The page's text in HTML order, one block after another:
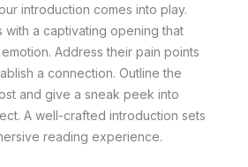
introduction comes into play.
a captivating opening that
Address their pain points
a connection. Outline the
and give a sneak peek into
A well-crafted introduction sets
reading experience.